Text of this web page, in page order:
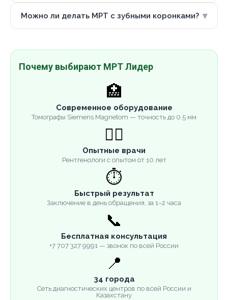
Можно ли делать МРТ с зубными коронками? ▾
Почему выбирают МРТ Лидер
🏥
Современное оборудование
Томографы Siemens Magnetom — точность до 0.5 мм
👨‍⚕️
Опытные врачи
Рентгенологи с опытом от 10 лет
⏱️
Быстрый результат
Заключение в день обращения, за 1–2 часа
📞
Бесплатная консультация
+7 707 327 9991 — звонок по всей России
📍
34 города
Сеть диагностических центров по всей России и
Казахстану